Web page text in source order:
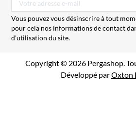
Vous pouvez vous désinscrire à tout
pour cela nos informations de contact
d'utilisation du site.
Copyright © 2026 Pergashop.
Développé parOxton